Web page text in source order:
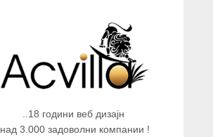
..18 години веб дизајн
над 3.000 задоволни компании !